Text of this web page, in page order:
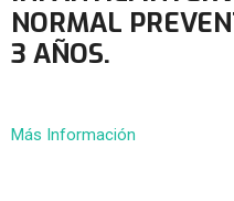
NORMAL
3 AÑOS.
Más Información